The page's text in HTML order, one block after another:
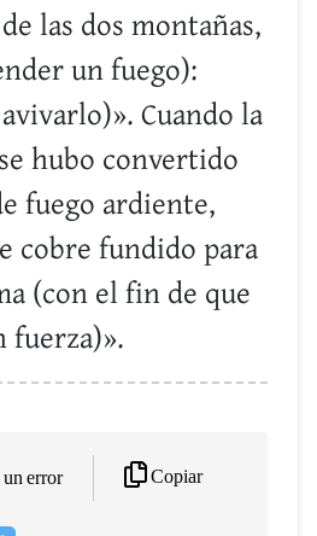
las dos montañas,
un fuego):
Cuando la
hubo convertido
fuego ardiente,
cobre fundido para
(con el fin de que
fuerza)».
error Copiar